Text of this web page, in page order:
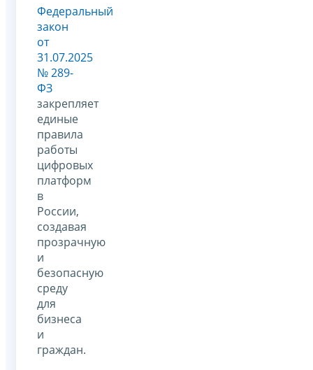
Федеральный
закон
от
31.07.2025
№ 289-
ФЗ
закрепляет
единые
правила
работы
цифровых
платформ
в
России,
создавая
прозрачную
и
безопасную
среду
для
бизнеса
и
граждан.